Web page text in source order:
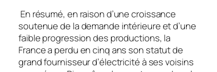
En résumé, en raison d’une croissance
soutenue de la demande intérieure et d’une
faible progression des productions, la
France a perdu en cinq ans son statut de
grand fournisseur d’électricité à ses voisins